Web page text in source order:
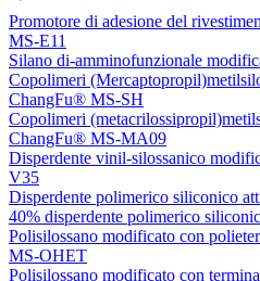
Promotore di adesione del
MS-E11
Silano di-amminofunzionale
Copolimeri
ChangFu® MS-SH
Copolimeri
ChangFu® MS-MA09
Disperdente vinil-silossanico
V35
Disperdente polimerico siliconico
40% disperdente polimerico
Polisilossano modificato con
MS-OHET
Polisilossano modificato con